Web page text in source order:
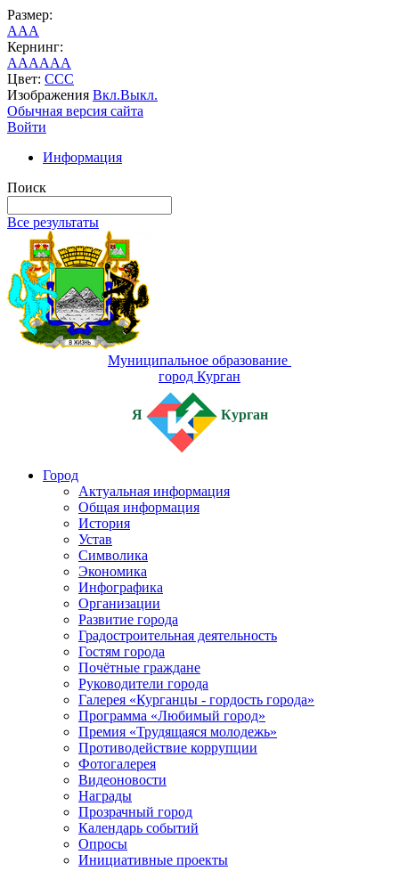
Размер:
AAA
Кернинг:
AAAAAA
Цвет: CCC
Изображения Вкл.Выкл.
Обычная версия сайта
Войти
Информация
Поиск
Все результаты
Муниципальное образование
город Курган
Я Курган
Город
Актуальная информация
Общая информация
История
Устав
Символика
Экономика
Инфографика
Организации
Развитие города
Градостроительная деятельность
Гостям города
Почётные граждане
Руководители города
Галерея «Курганцы - гордость города»
Программа «Любимый город»
Премия «Трудящаяся молодежь»
Противодействие коррупции
Фотогалерея
Видеоновости
Награды
Прозрачный город
Календарь событий
Опросы
Инициативные проекты